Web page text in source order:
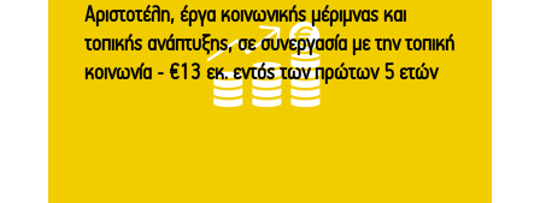
Αριστοτέλη, έργα κοινωνικής μέριμνας και
τοπικής ανάπτυξης, σε συνεργασία με την τοπική
κοινωνία - €13 εκ. εντός των πρώτων 5 ετών